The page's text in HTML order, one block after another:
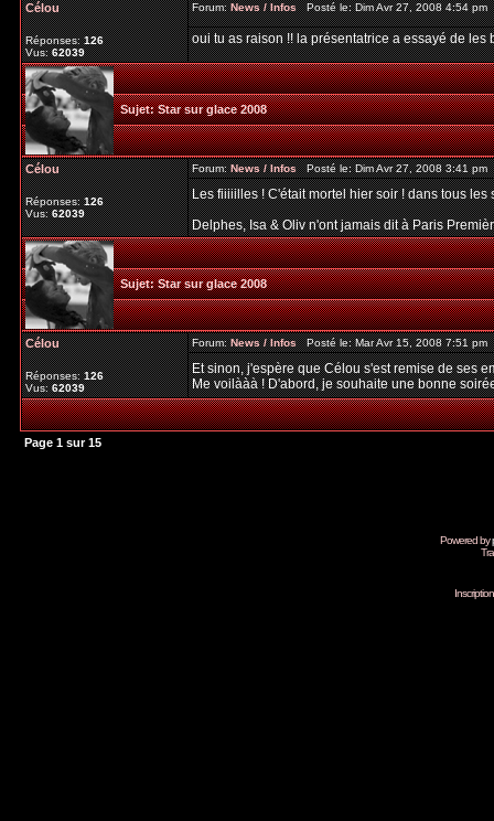
Célou
Réponses:126
Vus:62039
Forum:News / InfosPosté le: Dim Avr 27, 2008 4:54
oui tu as raison !! la présentatrice a essayé de
Sujet:Star sur glace 2008
Célou
Réponses:126
Vus:62039
Forum:News / InfosPosté le: Dim Avr 27, 2008 3:41
Les fiiiiilles ! C'était mortel hier soir ! dans tous les
Delphes, Isa & Oliv n'ont jamais dit à Paris
Sujet:Star sur glace 2008
Célou
Réponses:126
Vus:62039
Forum:News / InfosPosté le: Mar Avr 15, 2008 7:51
Et sinon, j'espère que Célou s'est remise de ses
Me voilààà ! D'abord, je souhaite une bonne
Page 1 sur15
Powered by